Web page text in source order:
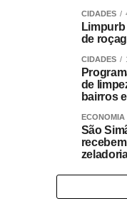
CIDADES
de
CIDADES
de
bairros
ECONOMIA
São